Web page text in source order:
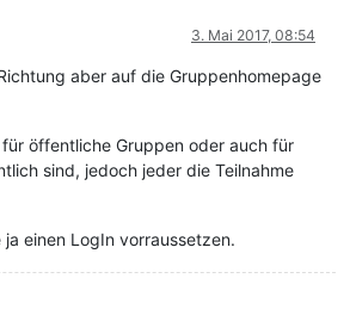
3. Mai 2017, 08:54
aber auf die Gruppenhomepage
öffentliche Gruppen oder auch für
sind, jedoch jeder die Teilnahme
einen LogIn vorraussetzen.